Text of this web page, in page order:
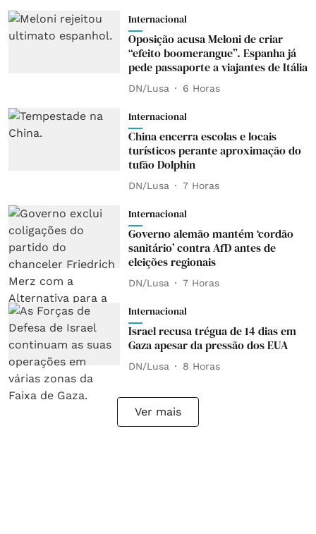
Internacional
Oposição acusa Meloni de criar
“efeito boomerangue”. Espanha já
pede passaporte a viajantes de Itália
DN/Lusa 6 Horas
Internacional
China encerra escolas e locais
turísticos perante aproximação do
tufão Dolphin
DN/Lusa 7 Horas
Internacional
Governo alemão mantém ‘cordão
sanitário’ contra AfD antes de
eleições regionais
DN/Lusa 7 Horas
Internacional
Israel recusa trégua de 14 dias em
Gaza apesar da pressão dos EUA
DN/Lusa 8 Horas
Ver mais